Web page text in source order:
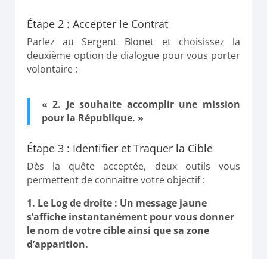
Étape 2 : Accepter le Contrat
Parlez au Sergent Blonet et choisissez la
deuxième option de dialogue pour vous porter
volontaire :
« 2. Je souhaite accomplir une mission
pour la République. »
Étape 3 : Identifier et Traquer la Cible
Dès la quête acceptée, deux outils vous
permettent de connaître votre objectif :
Le Log de droite : Un message jaune
s’affiche instantanément pour vous donner
le nom de votre cible ainsi que sa zone
d’apparition.